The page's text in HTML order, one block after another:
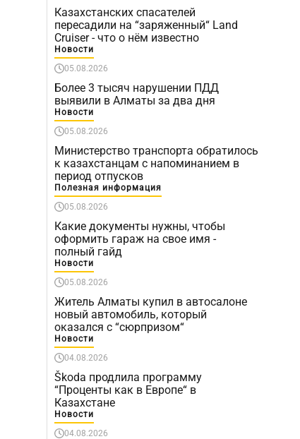
Казахстанских спасателей
пересадили на “заряженный“ Land
Cruiser - что о нём известно
Новости
05.08.2026
Более 3 тысяч нарушении ПДД
выявили в Алматы за два дня
Новости
05.08.2026
Министерство транспорта обратилось
к казахстанцам с напоминанием в
период отпусков
Полезная информация
05.08.2026
Какие документы нужны, чтобы
оформить гараж на свое имя -
полный гайд
Новости
05.08.2026
Житель Алматы купил в автосалоне
новый автомобиль, который
оказался с “сюрпризом“
Новости
04.08.2026
Škoda продлила программу
“Проценты как в Европе“ в
Казахстане
Новости
04.08.2026